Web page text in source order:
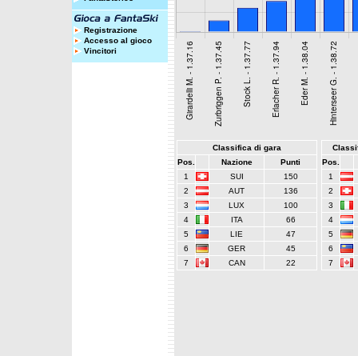
Registrazione
Accesso al gioco
Vincitori
Classifica di gara
Pos.
Nazione
Punti
1
SUI
150
2
AUT
136
3
LUX
100
4
ITA
66
5
LIE
47
6
GER
45
7
CAN 22
Pos.
1
2
3
4
5
6
7